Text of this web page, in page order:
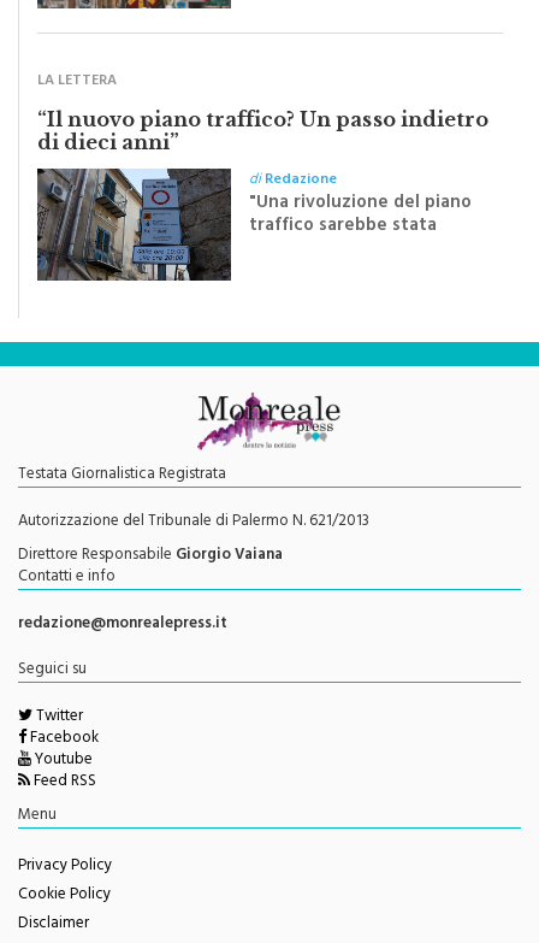
“Il nuovo piano traffico? Un passo indietro
di dieci anni”
"Una rivoluzione del piano
traffico sarebbe stata
efficace se preceduta da
una rivoluzione culturale"
Testata Giornalistica Registrata
Autorizzazione del Tribunale di Palermo N. 621/2013
Direttore ResponsabileGiorgio Vaiana
Contatti e info
redazione@monrealepress.it
Twitter
Facebook
Youtube
Feed RSS
Menu
Privacy Policy
Cookie Policy
Disclaimer
Redazione